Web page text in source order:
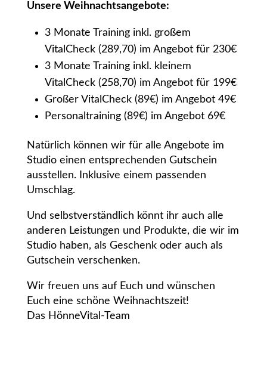
Unsere Weihnachtsangebote:
3 Monate Training inkl. großem
VitalCheck (289,70) im Angebot für 230€
3 Monate Training inkl. kleinem
VitalCheck (258,70) im Angebot für 199€
Großer VitalCheck (89€) im Angebot 49€
Personaltraining (89€) im Angebot 69€
Natürlich können wir für alle Angebote im
Studio einen entsprechenden Gutschein
ausstellen. Inklusive einem passenden
Umschlag.
Und selbstverständlich könnt ihr auch alle
anderen Leistungen und Produkte, die wir im
Studio haben, als Geschenk oder auch als
Gutschein verschenken.
Wir freuen uns auf Euch und wünschen
Euch eine schöne Weihnachtszeit!
Das HönneVital-Team